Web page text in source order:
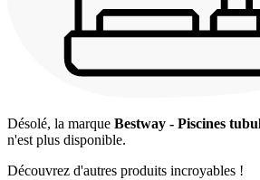
Désolé, la marque Bestway - Piscines
n'est plus disponible.
Découvrez d'autres produits incroyables !